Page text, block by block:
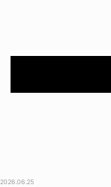
2026.06.25